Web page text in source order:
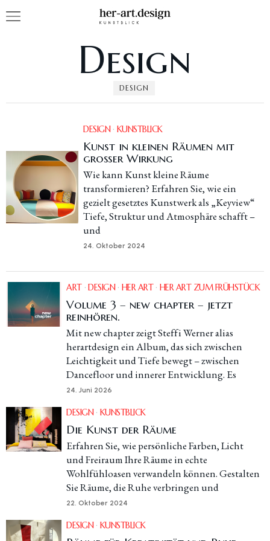
Design
DESIGN
DESIGN · KUNSTBLICK
Kunst in kleinen Räumen mit
großer Wirkung
Wie kann Kunst kleine Räume
transformieren? Erfahren Sie, wie ein
gezielt gesetztes Kunstwerk als „Keyview“
Tiefe, Struktur und Atmosphäre schafft –
und
24. Oktober 2024
ART · DESIGN · HER ART · HER ART ZUM FRÜHSTÜCK
Volume 3 – new chapter – jetzt
reinhören.
Mit new chapter zeigt Steffi Werner alias
herartdesign ein Album, das sich zwischen
Leichtigkeit und Tiefe bewegt – zwischen
Dancefloor und innerer Entwicklung. Es
24. Juni 2026
DESIGN · KUNSTBLICK
Die Kunst der Räume
Erfahren Sie, wie persönliche Farben, Licht
und Freiraum Ihre Räume in echte
Wohlfühloasen verwandeln können. Gestalten
Sie Räume, die Ruhe verbringen und
22. Oktober 2024
DESIGN · KUNSTBLICK